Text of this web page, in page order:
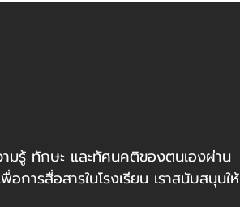
มรู้ ทักษะ และทัศนคติของตนเองผ่าน
อการสื่อสารในโรงเรียน เราสนับสนุนให้